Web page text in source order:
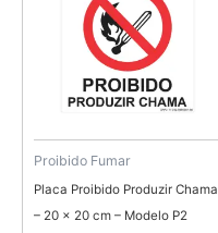
Proibido Fumar
Placa Proibido Produzir Chama
– 20 x 20 cm – Modelo P2